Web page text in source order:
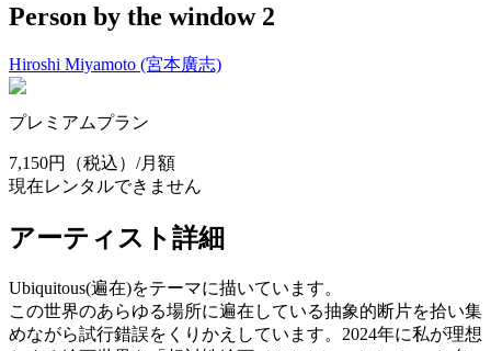
Person by the window 2
Hiroshi Miyamoto (宮本廣志)
プレミアムプラン
7,150円
（税込）/月額
現在レンタルできません
アーティスト詳細
Ubiquitous(遍在)をテーマに描いています。
この世界のあらゆる場所に遍在している抽象的断片を拾い集
めながら試行錯誤をくりかえしています。2024年に私が理想